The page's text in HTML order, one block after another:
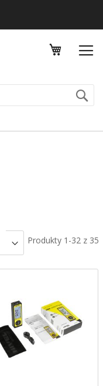
Mój
Produkty 1 -32z 35